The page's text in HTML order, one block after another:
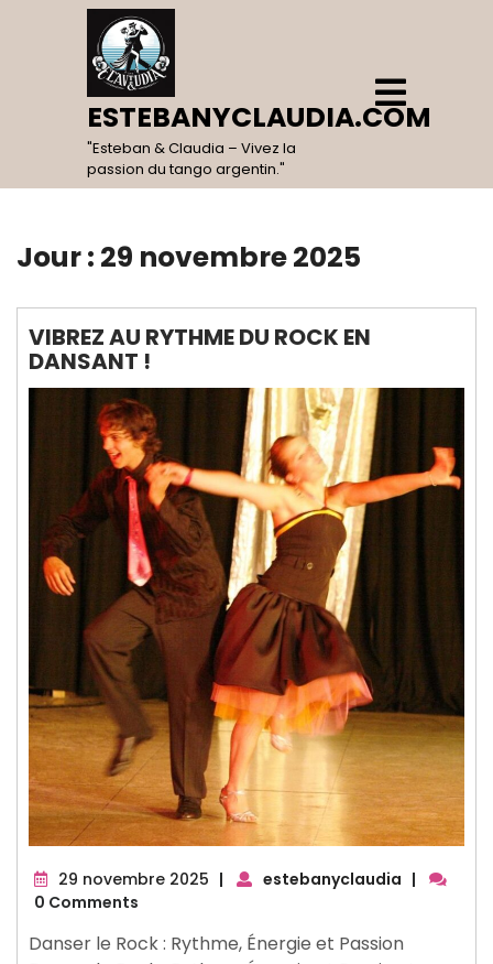
ESTEBANYCLAUDIA.COM
"Esteban & Claudia – Vivez la
passion du tango argentin."
Open
Menu
Jour : 29 novembre 2025
VIBREZ AU RYTHME DU ROCK EN
DANSANT !
29 novembre 2025 29
| estebanyclaudia |
0 Comments
Danser le Rock : Rythme, Énergie et Passion